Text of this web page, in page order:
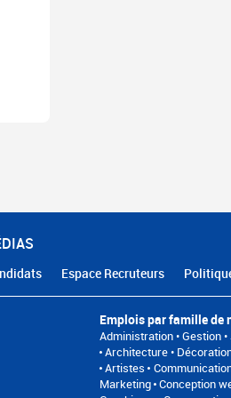
Espace Recruteurs
Emplois par famille de
Administration • Gestion
Architecture •
Artistes
Marketing Conception